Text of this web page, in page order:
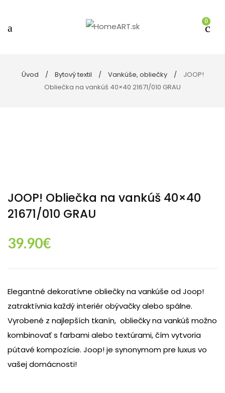
0
Úvod Bytový textil Vankúše, obliečky
JOOP!
Obliečka na vankúš 40×40 21671/010 GRAU
JOOP! Obliečka na vankúš 40×40
21671/010 GRAU
39.90€
Elegantné dekoratívne obliečky na vankúše od Joop!
zatraktívnia každý interiér obývačky alebo spálne.
Vyrobené z najlepších tkanín, obliečky na vankúš možno
kombinovať s farbami alebo textúrami, čím vytvoria
pútavé kompozície. Joop! je synonymom pre luxus vo
vašej domácnosti!